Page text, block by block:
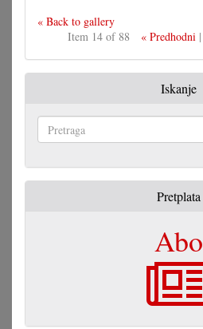
« Back to gallery
Item 14 of 88
« Predhodni|
Iskanje
Pretplata
Abo